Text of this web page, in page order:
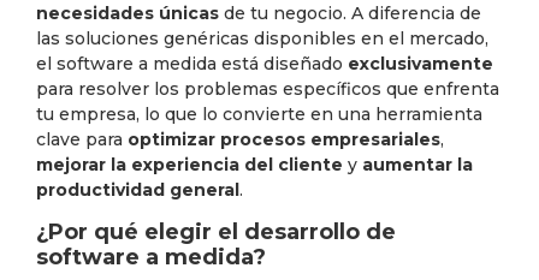
necesidades únicas de tu negocio. A diferencia de
las soluciones genéricas disponibles en el mercado,
el software a medida está diseñado exclusivamente
para resolver los problemas específicos que enfrenta
tu empresa, lo que lo convierte en una herramienta
clave para optimizar procesos empresariales,
mejorar la experiencia del cliente y aumentar la
productividad general.
¿Por qué elegir el desarrollo de
software a medida?